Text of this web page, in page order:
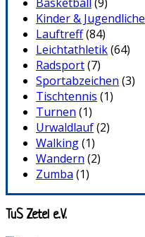
Basketball (9)
Kinder & Jugendliche
Lauftreff(84)
Leichtathletik(64)
Radsport(7)
Sportabzeichen (3)
Tischtennis (1)
Turnen (1)
Urwaldlauf(2)
Walking(1)
Wandern (2)
Zumba (1)
TuS Zetel e.V.